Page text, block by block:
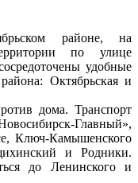
районе, на
по улице
удобные
Октябрьская и
дома. Транспорт
Главный»,
Ключ-Камышенского
и Родники.
до Ленинского и